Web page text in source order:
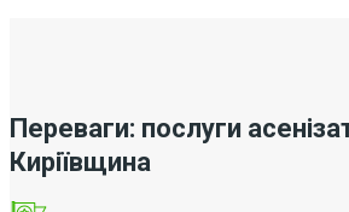
Переваги: послуги
Киріївщина